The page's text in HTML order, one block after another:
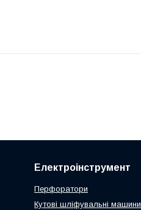
Електроінструмент
Перфоратори
Кутові шліфувальні машини